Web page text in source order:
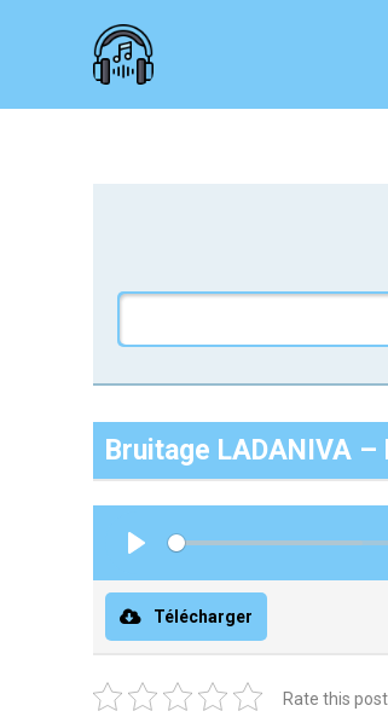
Bruitage LADANIVA –
Télécharger
Rate this post